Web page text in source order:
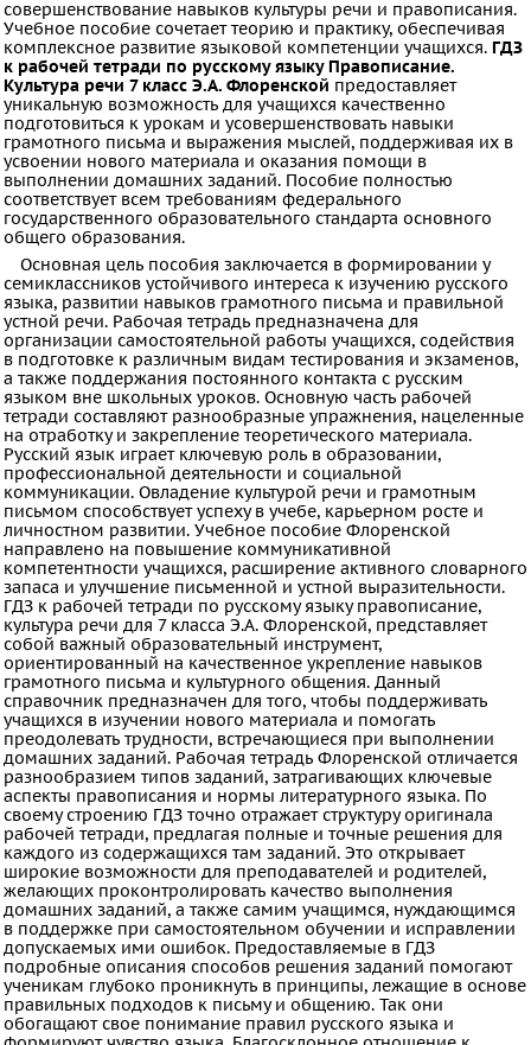
11
ПРЕДМЕТЫ
Все
предметы
Математика
Английский
язык
Русский
язык
Алгебра
Геометрия
Физика
Химия
Немецкий
язык
Белорусский
язык
Украинский
язык
Французский
язык
Биология
История
Информатика
ОБЖ
География
Музыка
ИЗО
Литература
Обществознание
совершенствование навыков культуры речи и правописания.
Учебное пособие сочетает теорию и практику, обеспечивая
комплексное развитие языковой компетенции учащихся. ГДЗ
к рабочей тетради по русскому языку Правописание.
Культура речи 7 класс Э.А. Флоренской предоставляет
уникальную возможность для учащихся качественно
подготовиться к урокам и усовершенствовать навыки
грамотного письма и выражения мыслей, поддерживая их в
усвоении нового материала и оказания помощи в
выполнении домашних заданий. Пособие полностью
соответствует всем требованиям федерального
государственного образовательного стандарта основного
общего образования.
Основная цель пособия заключается в формировании у
семиклассников устойчивого интереса к изучению русского
языка, развитии навыков грамотного письма и правильной
устной речи. Рабочая тетрадь предназначена для
организации самостоятельной работы учащихся, содействия
в подготовке к различным видам тестирования и экзаменов,
а также поддержания постоянного контакта с русским
языком вне школьных уроков. Основную часть рабочей
тетради составляют разнообразные упражнения, нацеленные
на отработку и закрепление теоретического материала.
Русский язык играет ключевую роль в образовании,
профессиональной деятельности и социальной
коммуникации. Овладение культурой речи и грамотным
письмом способствует успеху в учебе, карьерном росте и
личностном развитии. Учебное пособие Флоренской
направлено на повышение коммуникативной
компетентности учащихся, расширение активного словарного
запаса и улучшение письменной и устной выразительности.
ГДЗ к рабочей тетради по русскому языку правописание,
культура речи для 7 класса Э.А. Флоренской, представляет
собой важный образовательный инструмент,
ориентированный на качественное укрепление навыков
грамотного письма и культурного общения. Данный
справочник предназначен для того, чтобы поддерживать
учащихся в изучении нового материала и помогать
преодолевать трудности, встречающиеся при выполнении
домашних заданий. Рабочая тетрадь Флоренской отличается
разнообразием типов заданий, затрагивающих ключевые
аспекты правописания и нормы литературного языка. По
своему строению ГДЗ точно отражает структуру оригинала
рабочей тетради, предлагая полные и точные решения для
каждого из содержащихся там заданий. Это открывает
широкие возможности для преподавателей и родителей,
желающих проконтролировать качество выполнения
домашних заданий, а также самим учащимся, нуждающимся
в поддержке при самостоятельном обучении и исправлении
допускаемых ими ошибок. Предоставляемые в ГДЗ
подробные описания способов решения заданий помогают
ученикам глубоко проникнуть в принципы, лежащие в основе
правильных подходов к письму и общению. Так они
обогащают свое понимание правил русского языка и